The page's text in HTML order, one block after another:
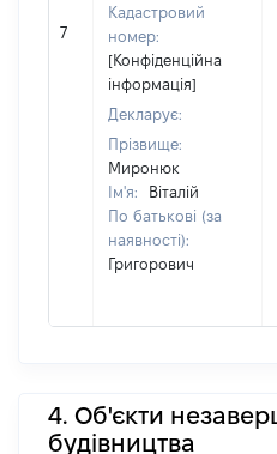
7
Кадастровий
номер:
[Конфіденційна
інформація]
Декларує:
Прізвище:
Миронюк
Ім'я:
Віталій
По батькові (за
наявності):
Григорович
4. Об'єкти
будівництва